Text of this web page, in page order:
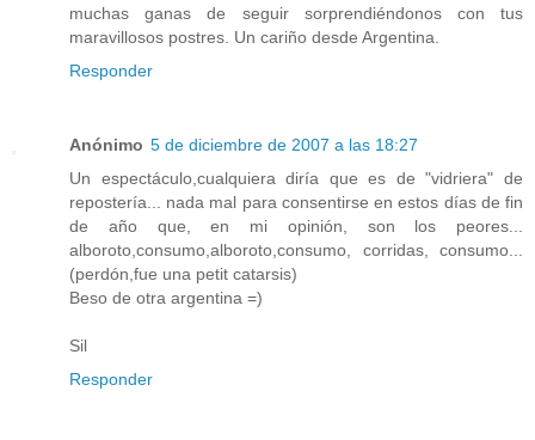
muchas ganas de seguir sorprendiéndonos con tus
maravillosos postres. Un cariño desde Argentina.
Responder
Anónimo 5 de diciembre de 2007 a las 18:27
Un espectáculo,cualquiera diría que es de "vidriera" de
repostería... nada mal para consentirse en estos días de fin
de año que, en mi opinión, son los peores...
alboroto,consumo,alboroto,consumo, corridas, consumo...
(perdón,fue una petit catarsis)
Beso de otra argentina =)
Sil
Responder